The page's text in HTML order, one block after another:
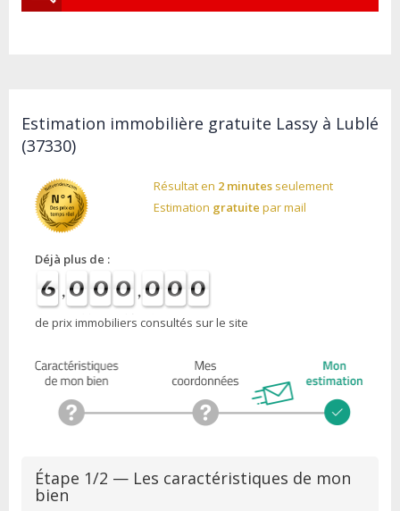
Estimation immobilière gratuite Lassy à Lublé
(37330)
Résultat en 2 minutes seulement
Estimation gratuite par mail
Déjà plus de :
de prix immobiliers consultés sur le site
Étape 1/2 — Les caractéristiques de mon
bien